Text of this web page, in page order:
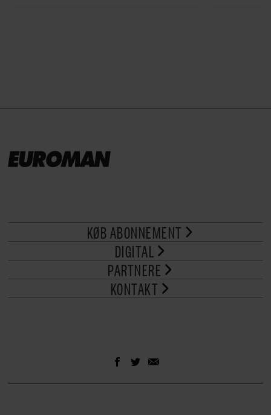
KØB ABONNEMENT
DIGITAL
PARTNERE
KONTAKT